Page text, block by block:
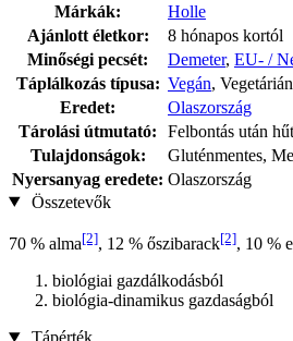
Márkák:
Holle
Ajánlott életkor:
8 hónapos kortól
Minőségi pecsét:
Demeter, EU- /
Táplálkozás típusa: Vegán,
Eredet:
Olaszország
Tárolási útmutató:
Felbontás után
Tulajdonságok:
Gluténmentes,
Nyersanyag eredete: Olaszország
Összetevők
70 % alma[2], 12 % őszibarack[2], 10 %
biológiai gazdálkodásból
biológia-dinamikus gazdaságból
Tápérték